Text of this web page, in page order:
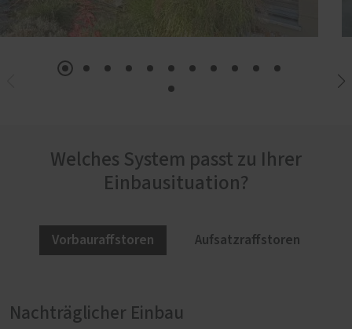
Welches System passt zu Ihrer
Einbausituation?
Vorbauraffstoren Aufsatzraffstoren
Nachträglicher Einbau
Harmonische Fassadengestaltung